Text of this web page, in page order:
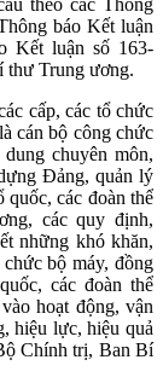
báo Kết luận
Kết luận số 163-
Trung ương.
cấp, các tổ chức
cán bộ công chức
chuyên môn,
Đảng, quản lý
các đoàn thể
các quy định,
những khó khăn,
bộ máy, đồng
các đoàn thể
hoạt động, vận
hiệu lực, hiệu quả
Chính trị, Ban Bí